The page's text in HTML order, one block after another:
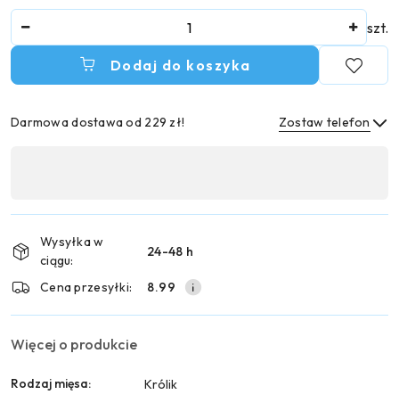
szt.
Dodaj do koszyka
Darmowa dostawa od 229 zł! Zostaw telefon
płatność
dostawa
Wysyłka w
ciągu:
24-48 h
Cena przesyłki: 8.99
Więcej o produkcie
Rodzaj mięsa:
Królik